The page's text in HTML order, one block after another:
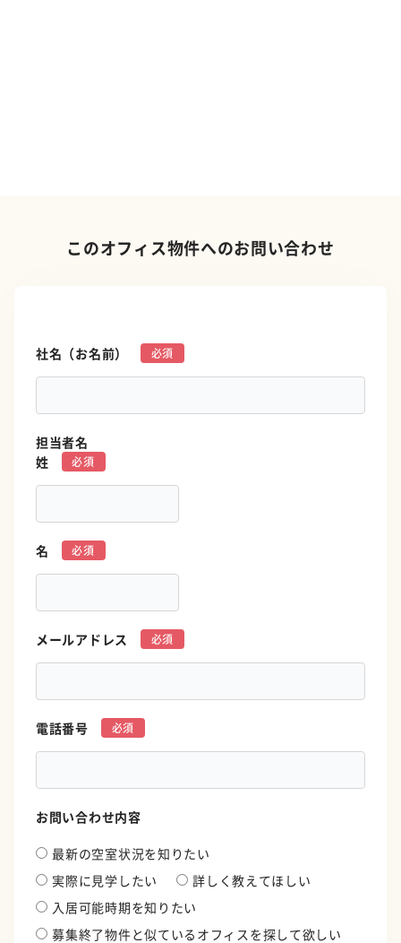
このオフィス物件へのお問い合わせ
社名（お名前）
担当者名
姓
名
メールアドレス
電話番号
お問い合わせ内容
最新の空室状況を知りたい
実際に見学したい
詳しく教えてほしい
入居可能時期を知りたい
募集終了物件と似ているオフィスを探して欲しい